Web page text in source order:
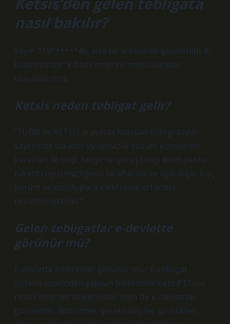
nasıl bakılır?
Sayın 319******46, size bir e-bildirim gönderildi. E-
bildiriminize “E-bildirimlerim” menüsünden
ulaşabilirsiniz.
Ketsis neden tebligat gelir?
“TÜBİS ile KETSİS arasında kurulan entegrasyon
sayesinde tüketici uyuşmazlık çözüm komiteleri
kararları ile bilgi, belge ve görüş talep eden yazılar,
tüketici uyuşmazlığının taraflarına ve ilgili diğer kişi,
kurum ve kuruluşlara elektronik ortamda
iletilebilmektedir.”
Gelen tebligatlar e-devlette
görünür mü?
E-devlette bildirimler görünür mü? E-tebligat
sistemi üzerinden yapılan bildirimler hem PTT’nin
resmi internet sitelerinden hem de e-devletten
görülebilir. Bildirimler, gerekli bilgiler girildikten